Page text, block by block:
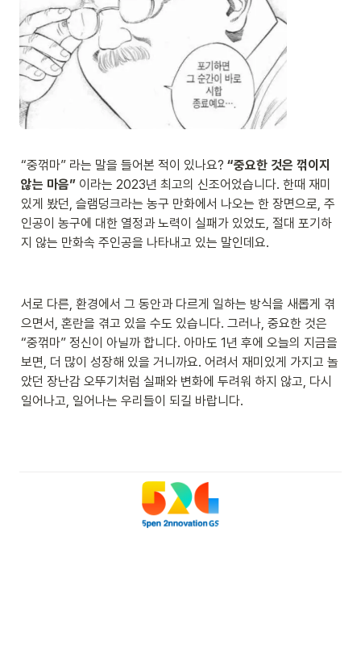
“중꺾마” 라는 말을 들어본 적이 있나요? “중요한 것은 꺾이지
않는 마음” 이라는 2023년 최고의 신조어었습니다. 한때 재미
있게 봤던, 슬램덩크라는 농구 만화에서 나오는 한 장면으로, 주
인공이 농구에 대한 열정과 노력이 실패가 있었도, 절대 포기하
지 않는 만화속 주인공을 나타내고 있는 말인데요.
서로 다른, 환경에서 그 동안과 다르게 일하는 방식을 새롭게 겪
으면서, 혼란을 겪고 있을 수도 있습니다. 그러나, 중요한 것은
“중꺾마” 정신이 아닐까 합니다. 아마도 1년 후에 오늘의 지금을
보면, 더 많이 성장해 있을 거니까요. 어려서 재미있게 가지고 놀
았던 장난감 오뚜기처럼 실패와 변화에 두려워 하지 않고, 다시
일어나고, 일어나는 우리들이 되길 바랍니다.